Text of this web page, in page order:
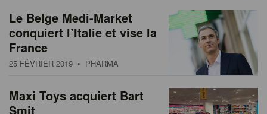
Le Belge Medi-Market
conquiert l’Italie et vise la
France
25 FÉVRIER 2019 • PHARMA
Maxi Toys acquiert Bart
Smit